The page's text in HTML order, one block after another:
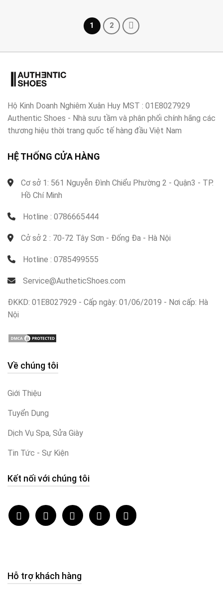
1 2
Hộ Kinh Doanh Nghiêm Xuân Huy MST : 01E8027929
Authentic Shoes - Nhà sưu tầm và phân phối chính hãng các
thương hiệu thời trang quốc tế hàng đầu Việt Nam
HỆ THỐNG CỬA HÀNG
Cơ sở 1: 561 Nguyễn Đình Chiểu Phường 2 - Quận3 - TP.
Hồ Chí Minh
Hotline : 0786665444
Cở sở 2 : 70-72 Tây Sơn - Đống Đa - Hà Nội
Hotline : 0785499555
Service@AutheticShoes.com
ĐKKD: 01E8027929 - Cấp ngày: 01/06/2019 - Nơi cấp: Hà
Nội
Về chúng tôi
Giới Thiệu
Tuyển Dụng
Dịch Vụ Spa, Sửa Giày
Tin Tức - Sự Kiện
Kết nối với chúng tôi
Hỗ trợ khách hàng